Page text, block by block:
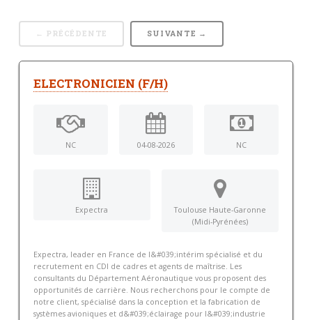
← PRÉCÉDENTE SUIVANTE →
ELECTRONICIEN (F/H)
NC 04-08-2026 NC
Expectra
Toulouse Haute-Garonne
(Midi-Pyrénées)
Expectra, leader en France de l&#039;intérim spécialisé et du
recrutement en CDI de cadres et agents de maîtrise. Les
consultants du Département Aéronautique vous proposent des
opportunités de carrière. Nous recherchons pour le compte de
notre client, spécialisé dans la conception et la fabrication de
systèmes avioniques et d&#039;éclairage pour l&#039;industrie